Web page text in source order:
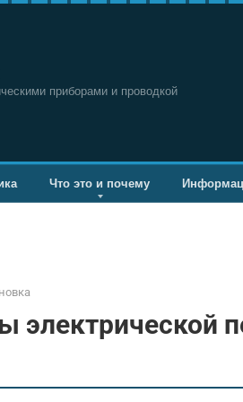
приборами и проводкой
Что это и почему
электрической